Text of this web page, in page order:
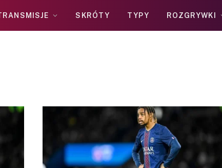
SKRÓTY TYPY ROZGRYWKI